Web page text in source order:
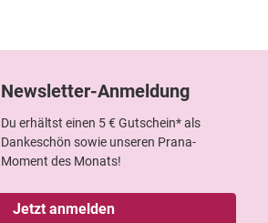
Newsletter-Anmeldung
Du erhältst einen 5 € Gutschein* als
Dankeschön sowie unseren Prana-
Moment des Monats!
Jetzt anmelden